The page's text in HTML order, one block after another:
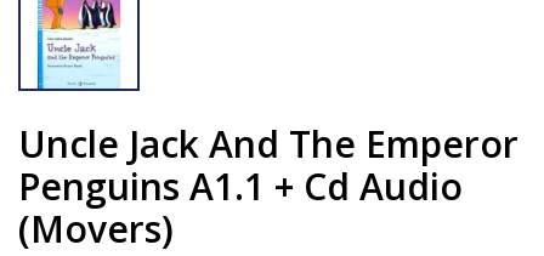
Uncle Jack And The Emperor
Penguins A1.1 + Cd Audio
(movers)